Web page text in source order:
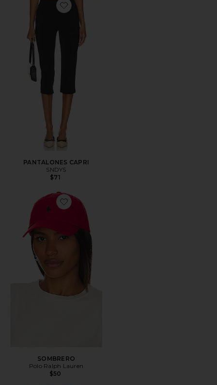
Favorite PANTALONES CAPRI
PANTALONES CAPRI
SNDYS
$71
Favorite SOMBRERO
SOMBRERO
Polo Ralph Lauren
$50